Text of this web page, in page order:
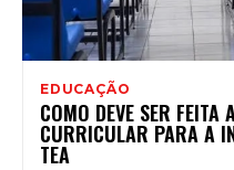
EDUCAÇÃO
COMO DEVE SER FEITA
CURRICULAR PARA A
TEA